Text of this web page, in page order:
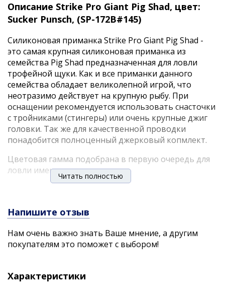
Описание Strike Pro Giant Pig Shad, цвет:
Sucker Punsch, (SP-172B#145)
Силиконовая приманка Strike Pro Giant Pig Shad -
это самая крупная силиконовая приманка из
семейства Pig Shad предназначенная для ловли
трофейной щуки. Как и все приманки данного
семейства обладает великолепной игрой, что
неотразимо действует на крупную рыбу. При
оснащении рекомендуется использовать снасточки
с тройниками (стингеры) или очень крупные джиг
головки. Так же для качественной проводки
понадобится полноценный джерковый копмлект.
Цветовая гамма подобрана в первую очередь для
ловли именно щуки.
Длина: 26 см.
Вес: 130 гр.
Читать полностью
Напишите отзыв
Нам очень важно знать Ваше мнение, а другим
покупателям это поможет с выбором!
Характеристики